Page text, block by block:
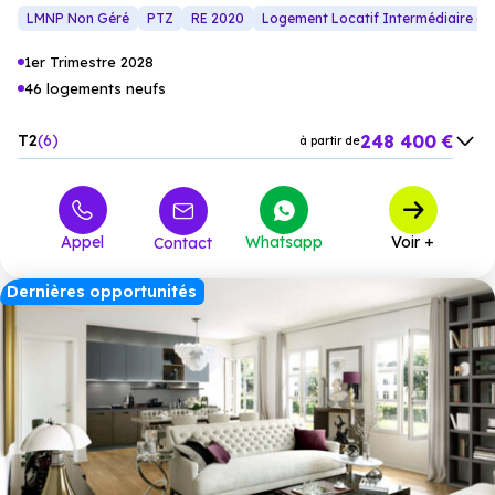
plein air. Desstationnements sécuriséscomplètent les
prestations de la résidence.
LMNP Non Géré PTZ RE 2020 Logement Locatif Intermédiaire
1er Trimestre 2028
46 logements neufs
T2 6 à partir de248 400 €
16 à partir de 370 300 €
à partir de 500 800 €
Appel Contact Whatsapp Voir +
Dernières opportunités